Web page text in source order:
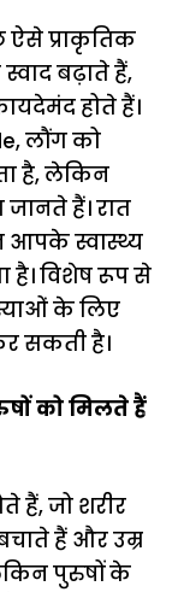
ऐसे प्राकृतिक
बढ़ाते हैं,
होते हैं।
लौंग को
है, लेकिन
हैं। रात
आपके स्वास्थ्य
है। विशेष रूप से
के लिए
सकती है।
को मिलते हैं
हैं, जो शरीर
हैं और उम्र
पुरुषों के